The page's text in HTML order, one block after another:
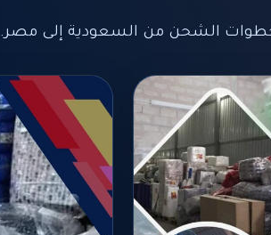
الشحن من السعودية إلى مصر.